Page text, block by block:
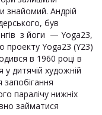
знайомий. Андрій
був
з йоги — Yoga23,
проекту Yoga23 (Y23)
в 1960 році в
дитячій художній
паралічу нижніх
займатися